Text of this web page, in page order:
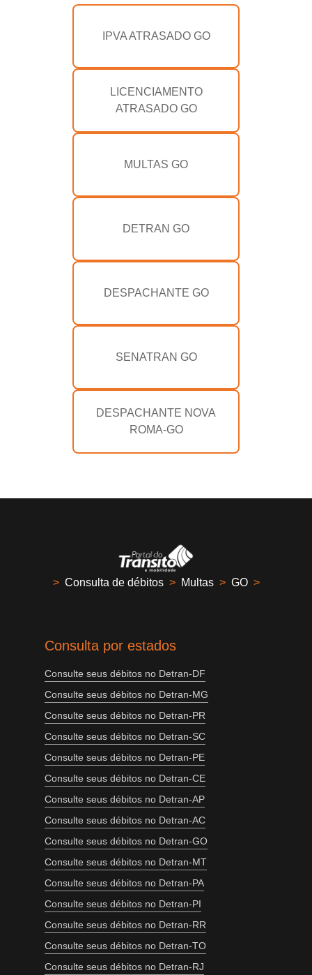
IPVA ATRASADO GO
LICENCIAMENTO
ATRASADO GO
MULTAS GO
DETRAN GO
DESPACHANTE GO
SENATRAN GO
DESPACHANTE NOVA
ROMA-GO
> Consulta de débitos > Multas > GO >
Consulta por estados
Consulte seus débitos no Detran-DF
Consulte seus débitos no Detran-MG
Consulte seus débitos no Detran-PR
Consulte seus débitos no Detran-SC
Consulte seus débitos no Detran-PE
Consulte seus débitos no Detran-CE
Consulte seus débitos no Detran-AP
Consulte seus débitos no Detran-AC
Consulte seus débitos no Detran-GO
Consulte seus débitos no Detran-MT
Consulte seus débitos no Detran-PA
Consulte seus débitos no Detran-PI
Consulte seus débitos no Detran-RR
Consulte seus débitos no Detran-TO
Consulte seus débitos no Detran-RJ